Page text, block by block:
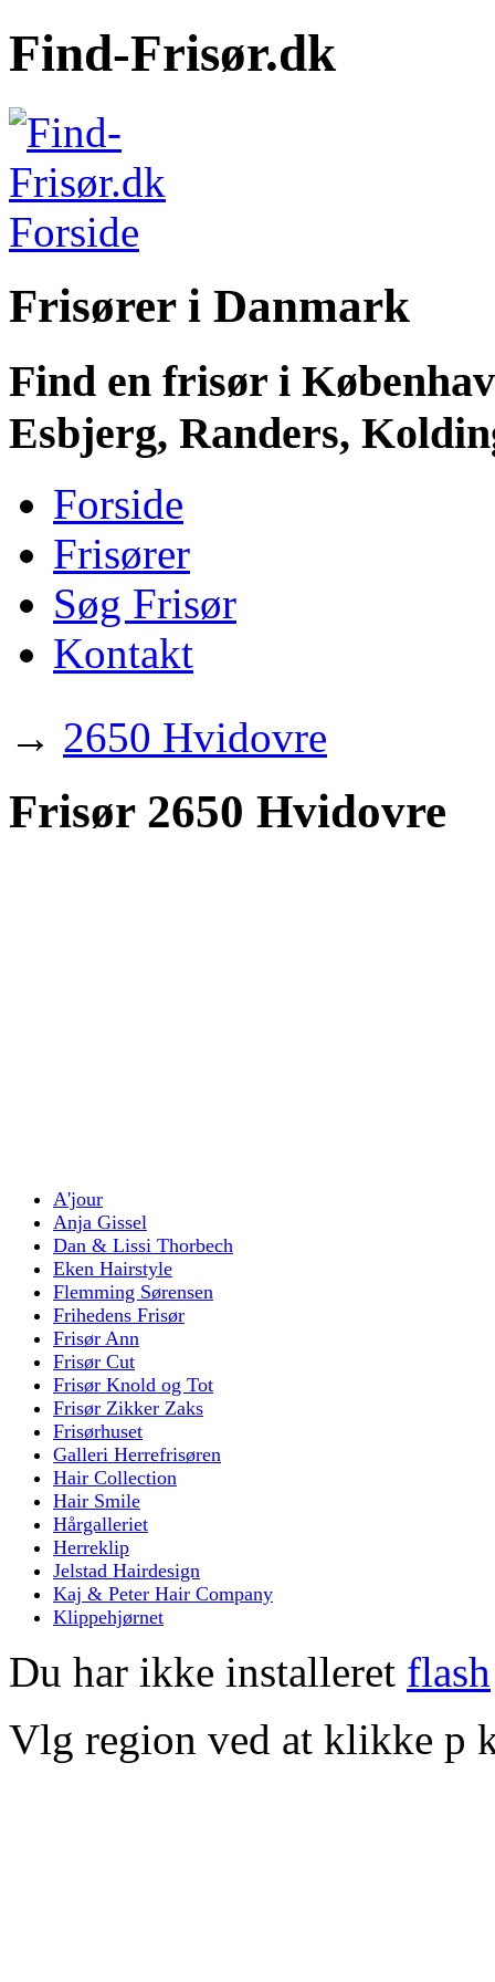
Find-Frisør.dk
Frisører i Danmark
Find en frisør i
Esbjerg, Randers,
Forside
Frisører
Søg Frisør
Kontakt
→ 2650 Hvidovre
Frisør 2650 Hvidovre
A'jour
Anja Gissel
Dan & Lissi Thorbech
Eken Hairstyle
Flemming Sørensen
Frihedens Frisør
Frisør Ann
Frisør Cut
Frisør Knold og Tot
Frisør Zikker Zaks
Frisørhuset
Galleri Herrefrisøren
Hair Collection
Hair Smile
Hårgalleriet
Herreklip
Jelstad Hairdesign
Kaj & Peter Hair Company
Klippehjørnet
Du har ikke installeret flash
Vlg region ved at klikke p